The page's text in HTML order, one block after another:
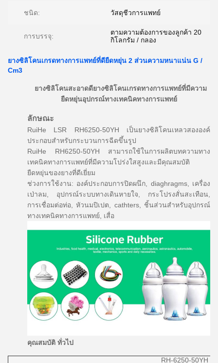
ชนิด: วัสดุชีวการแพทย์
การบรรจุ:
ตามความต้องการของลูกค้า 20
กิโลกรัม / กลอง
ยางซิลิโคนเกรดทางการแพทย์ที่ดียืดหยุ่น 2 ส่วนความหนาแน่น G /
Cm3
ยางซิลิโคนสะอาดดียางซิลิโคนเกรดทางการแพทย์ที่มีความ
ยืดหยุ่นอุปกรณ์ทางเทคนิคทางการแพทย์
ลักษณะ
RuiHe LSR RH6250-50YH เป็นยางซิลิโคนเหลวสององค์
ประกอบสำหรับกระบวนการฉีดขึ้นรูป
RuiHe RH6250-50YH สามารถใช้ในการผลิตบทความทาง
เทคนิคทางการแพทย์ที่มีความโปร่งใสสูงและมีคุณสมบัติ
ยืดหยุ่นของยางที่ดีเยี่ยม
ช่วงการใช้งาน: องค์ประกอบการปิดผนึก, diaghragms, เครื่อง
เป่าลม, อุปกรณ์ระบบทางเดินหายใจ, กระโปรงสั่นสะเทือน,
การเชื่อมต่อท่อ, หัวนมปิเปต, cathters, ชิ้นส่วนสำหรับอุปกรณ์
ทางเทคนิคทางการแพทย์, เสื่อ
คุณสมบัติ ทั่วไป
RH-6250-50YH